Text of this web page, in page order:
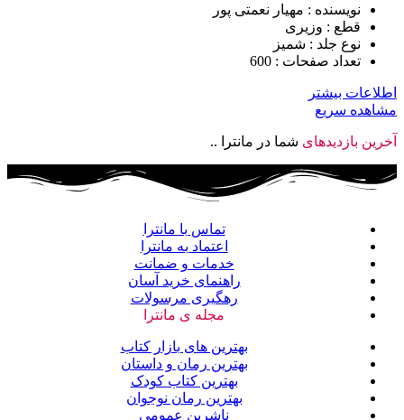
نویسنده : مهیار نعمتی پور
قطع : وزیری
نوع جلد : شمیز
تعداد صفحات : 600
اطلاعات بیشتر
مشاهده سریع
آخرین بازدیدهای شما در مانترا ..
تماس با مانترا
اعتماد به مانترا
خدمات و ضمانت
راهنمای خرید آسان
رهگیری مرسولات
مجله ی مانترا
بهترین های بازار کتاب
بهترین رمان و داستان
بهترین کتاب کودک
بهترین رمان نوجوان
ناشرین عمومی